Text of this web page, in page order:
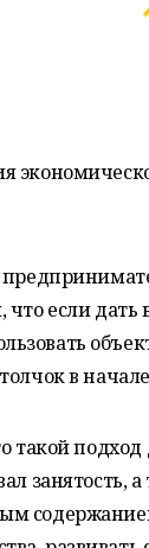
что если
в
такой